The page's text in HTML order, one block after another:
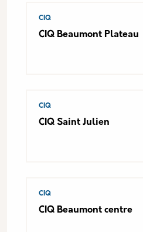
CIQ
CIQ Beaumont Plateau
CIQ
CIQ Saint Julien
CIQ
CIQ Beaumont centre